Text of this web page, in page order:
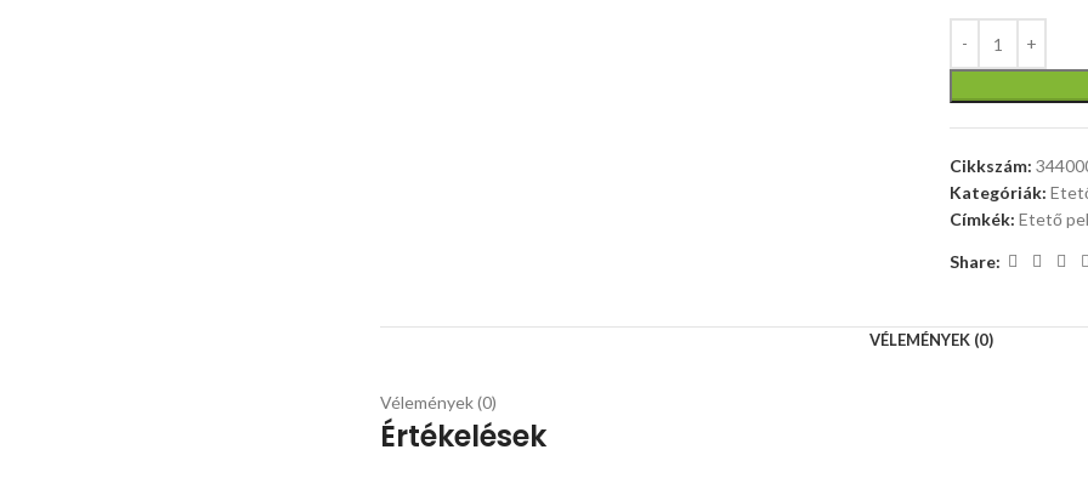
Cikkszám:
Kategóriák:
Címkék: Etető
Share:
VÉLEMÉNYEK (0)
Vélemények (0)
Értékelések